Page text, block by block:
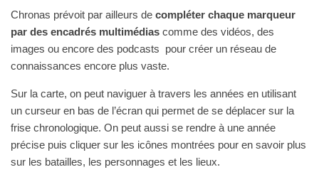
Chronas prévoit par ailleurs de compléter chaque marqueur
par des encadrés multimédias comme des vidéos, des
images ou encore des podcasts pour créer un réseau de
connaissances encore plus vaste.
Sur la carte, on peut naviguer à travers les années en utilisant
un curseur en bas de l’écran qui permet de se déplacer sur la
frise chronologique. On peut aussi se rendre à une année
précise puis cliquer sur les icônes montrées pour en savoir plus
sur les batailles, les personnages et les lieux.